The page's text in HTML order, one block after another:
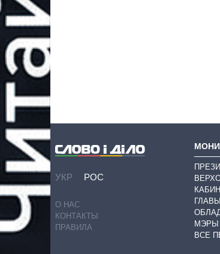
УКР РОС
О НАС
КОНТАКТЫ
ПРАВИЛА
ГЛАВЫ
МЭРЫ
ВСЕ